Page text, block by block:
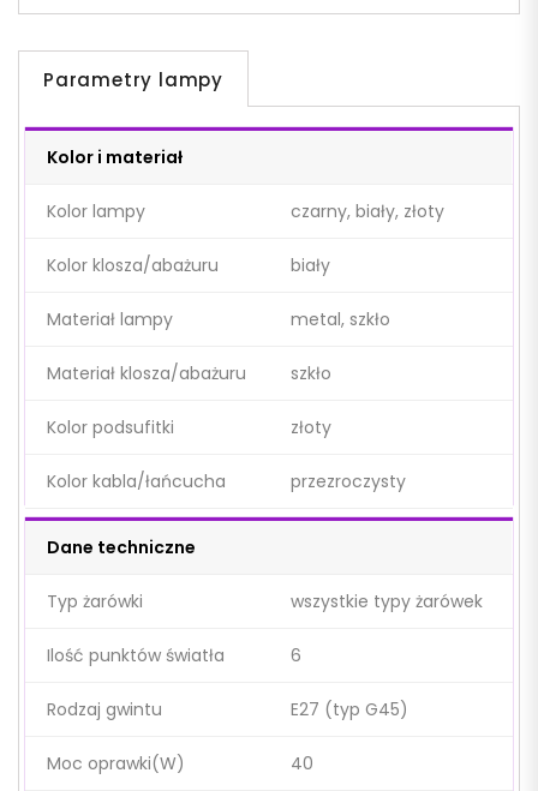
Parametry lampy
Kolor i materiał
Kolor lampy czarny, biały, złoty
Kolor klosza/abażuru biały
Materiał lampy metal, szkło
Materiał klosza/abażuru szkło
Kolor podsufitki złoty
Kolor kabla/łańcucha przezroczysty
Dane techniczne
Typ żarówki wszystkie typy żarówek
Ilość punktów światła 6
Rodzaj gwintu E27 (typ G45)
Moc oprawki(W) 40